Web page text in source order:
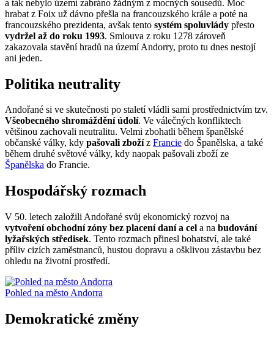
a tak nebylo území zabráno žádným z mocných sousedů. Moc
hrabat z Foix už dávno přešla na francouzského krále a poté na
francouzského prezidenta, avšak tento systém spoluvlády přesto
vydržel až do roku 1993. Smlouva z roku 1278 zároveň
zakazovala stavění hradů na území Andorry, proto tu dnes nestojí
ani jeden.
Politika neutrality
Andořané si ve skutečnosti po staletí vládli sami prostřednictvím tzv.
Všeobecného shromáždění údolí. Ve válečných konfliktech
většinou zachovali neutralitu. Velmi zbohatli během španělské
občanské války, kdy pašovali zbožíz Francie do Španělska, a také
během druhé světové války, kdy naopak pašovali zboží ze
Španělska do Francie.
Hospodářský rozmach
V 50. letech založili Andořané svůj ekonomický rozvoj na
vytvoření obchodní zóny bez placení daní a cel a na budování
lyžařských středisek. Tento rozmach přinesl bohatství, ale také
příliv cizích zaměstnanců, hustou dopravu a ošklivou zástavbu bez
ohledu na životní prostředí.
Pohled na město Andorra
Demokratické změny